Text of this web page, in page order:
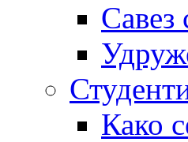
Савез
Како